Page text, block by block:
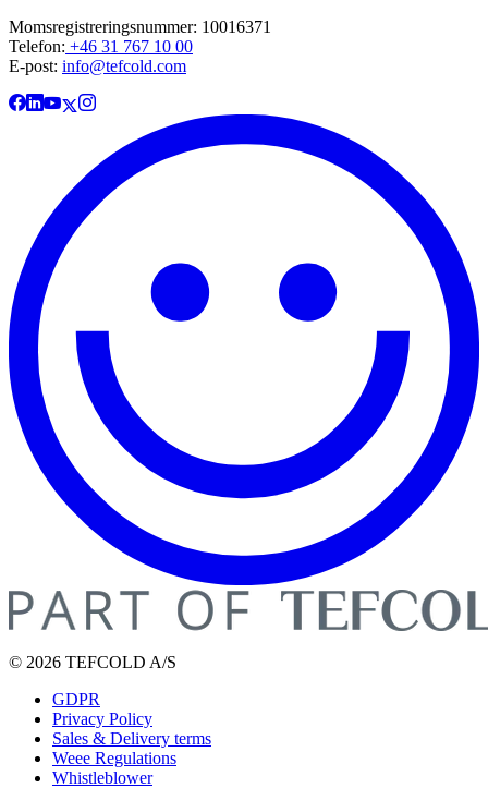
Momsregistreringsnummer: 10016371
Telefon: +46 31 767 10 00
E-post: info@tefcold.com
© 2026 TEFCOLD A/S
GDPR
Privacy Policy
Sales & Delivery terms
Weee Regulations
Whistleblower